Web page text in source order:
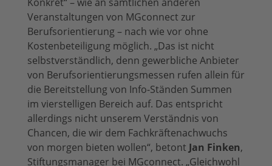
Veranstaltungen von MGconnect zur
Berufsorientierung – nach wie vor ohne
Kostenbeteiligung möglich. „Das ist nicht
selbstverständlich, denn gewerbliche Anbieter
von Berufsorientierungsmessen rufen allein für
die Bereitstellung von Info-Ständen Summen
im vierstelligen Bereich auf. Das entspricht
allerdings nicht unserem Verständnis von
Chancen, die wir dem Fachkräftenachwuchs
von morgen bieten wollen“, betont Jan Finken,
Stiftungsmanager bei MGconnect. „Gleichwohl